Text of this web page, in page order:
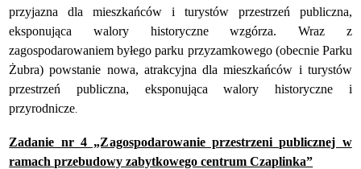
przyjazna dla mieszkańców i turystów przestrzeń publiczna,
eksponująca walory historyczne wzgórza. Wraz z
zagospodarowaniem byłego parku przyzamkowego (obecnie Parku
Żubra) powstanie nowa, atrakcyjna dla mieszkańców i turystów
przestrzeń publiczna, eksponująca walory historyczne i
przyrodnicze
Zadanie nr 4 „Zagospodarowanie przestrzeni publicznej w
ramach przebudowy zabytkowego centrum Czaplinka”